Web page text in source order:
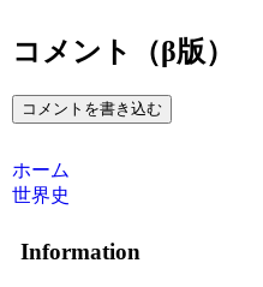
コメント（β版）
コメントを書き込む
ホーム
世界史
Information